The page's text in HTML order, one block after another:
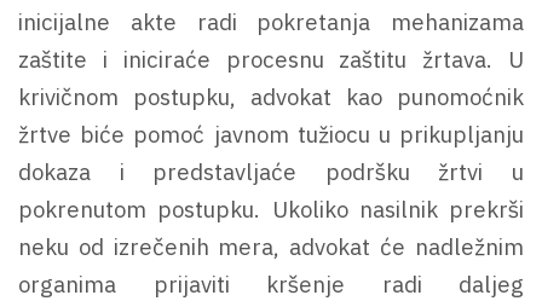
inicijalne akte radi pokretanja mehanizama
zaštite i iniciraće procesnu zaštitu žrtava. U
krivičnom postupku, advokat kao punomoćnik
žrtve biće pomoć javnom tužiocu u prikupljanju
dokaza i predstavljaće podršku žrtvi u
pokrenutom postupku. Ukoliko nasilnik prekrši
neku od izrečenih mera, advokat će nadležnim
organima prijaviti kršenje radi daljeg